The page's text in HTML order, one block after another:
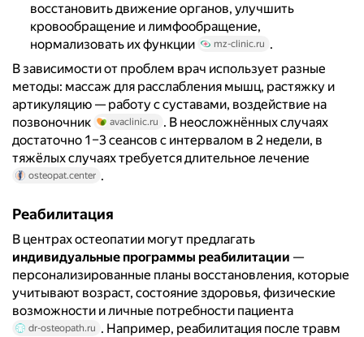
восстановить движение органов, улучшить
кровообращение и лимфообращение,
нормализовать их функции
mz-clinic.ru .
В зависимости от проблем врач использует разные
методы: массаж для расслабления мышц, растяжку и
артикуляцию — работу с суставами, воздействие на
позвоночник
avaclinic.ru . В неосложнённых случаях
достаточно 1–3 сеансов с интервалом в 2 недели, в
тяжёлых случаях требуется длительное лечение
osteopat.center .
Реабилитация
В центрах остеопатии могут предлагать
индивидуальные программы реабилитации —
персонализированные планы восстановления, которые
учитывают возраст, состояние здоровья, физические
возможности и личные потребности пациента
dr-osteopath.ru . Например, реабилитация после травм